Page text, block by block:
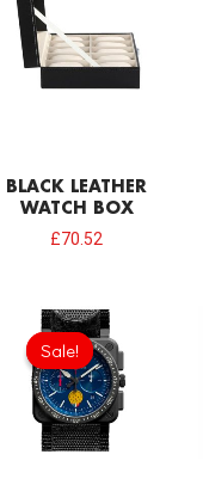
BLACK LEATHER
WATCH BOX
£70.52
Sale!
Sale!
Original
price
was:
£275.20.